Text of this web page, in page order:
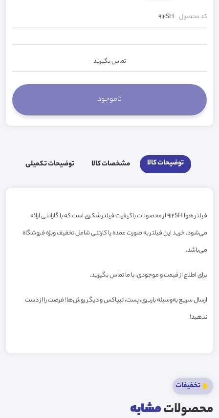
کد محصول 912SH
تماس بگیرید
توضیحات کالا مشخصات کالا توضیحات تکمیلی
فیلتر هوا 912SH از محصولات باکیفیت فیلتر شکری است که با گارانتی ارائه
می‌شود. خرید این فیلتر به صورت عمده یا کارتنی شامل تخفیف ویژه فروشگاه
می‌باشد.
برای اطلاع از قیمت و موجودی، با ما تماس بگیرید.
ارسال سریع به‌وسیله باربری، پست، تیپاکس و دیگر روش‌ها! فرصت را از دست
ندهید!
تخفیفات
محصولاتمشابه